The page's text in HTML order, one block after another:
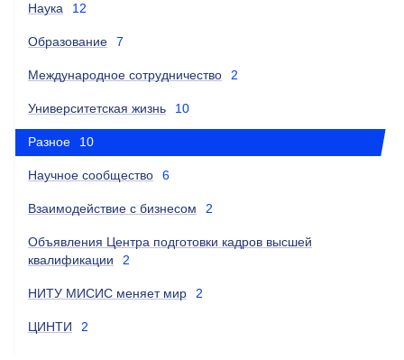
Наука 12
Образование 7
Международное сотрудничество 2
Университетская жизнь 10
Разное 10
Научное сообщество 6
Взаимодействие с бизнесом 2
Объявления Центра подготовки кадров высшей
квалификации
2
НИТУ МИСИС меняет мир 2
ЦИНТИ 2